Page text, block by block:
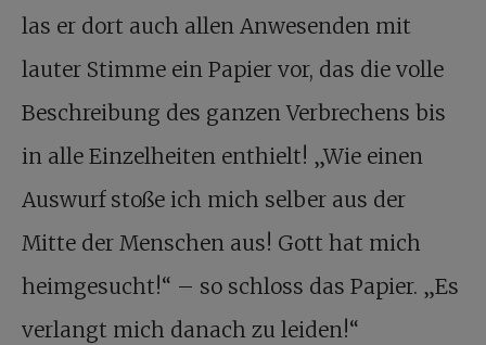
las er dort auch allen Anwesenden mit
lauter Stimme ein Papier vor, das die volle
Beschreibung des ganzen Verbrechens bis
in alle Einzelheiten enthielt! „Wie einen
Auswurf stoße ich mich selber aus der
Mitte der Menschen aus! Gott hat mich
heimgesucht!“ – so schloss das Papier. „Es
verlangt mich danach zu leiden!“